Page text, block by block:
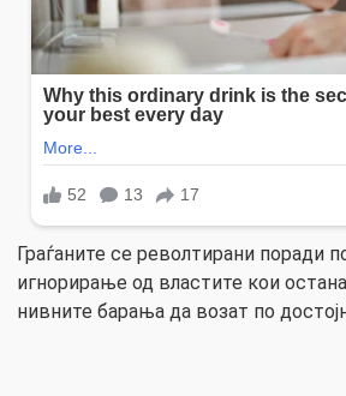
Граѓаните се револтирани поради
игнорирање од властите кои
нивните барања да возат по